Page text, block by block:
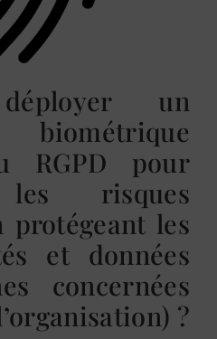
un
RGPD pour
les risques
les
et données
concernées
?